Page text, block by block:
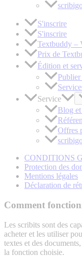
S'inscrire
S'inscrire
Textbuddy –
Prix de
Édition et
Service
Blog
Offres
CONDITIONS
Protection des
Mentions légales
Déclaration de
Comment
Les scribits sont des
acheter et les utiliser
textes et des
la fonction choisie.